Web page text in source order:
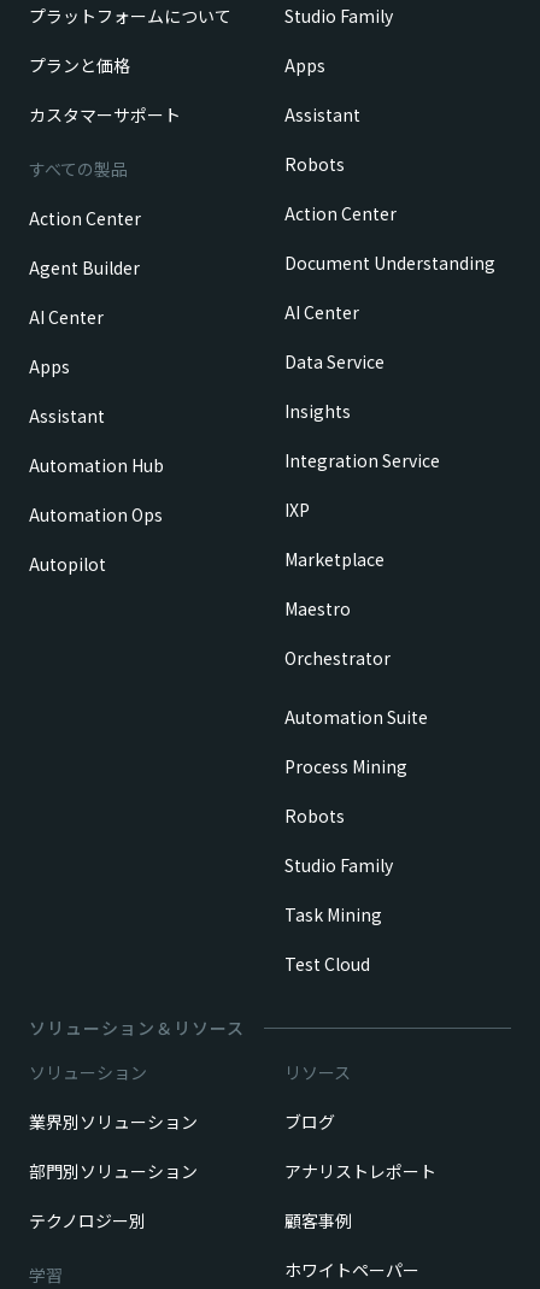
プラットフォームについて
プランと価格
カスタマーサポート
すべての製品
Action Center
Agent Builder
AI Center
Apps
Assistant
Automation Hub
Automation Ops
Autopilot
Studio Family
Apps
Assistant
Robots
Action Center
Document Understanding
AI Center
Data Service
Insights
Integration Service
IXP
Marketplace
Maestro
Orchestrator
Automation Suite
Process Mining
Robots
Studio Family
Task Mining
Test Cloud
ソリューション＆リソース
ソリューション
業界別ソリューション
部門別ソリューション
テクノロジー別
学習
リソース
ブログ
アナリストレポート
顧客事例
ホワイトペーパー